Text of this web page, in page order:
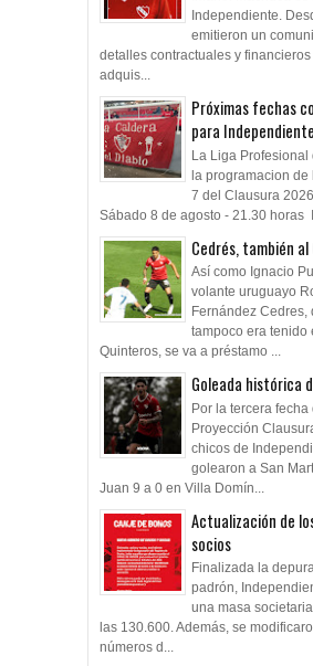
Independiente.
emitieron un
detalles contractuales y
adquis...
Próximas fechas
para Independiente
La Liga Profesional
la programacion de
7 del Clausura
Sábado 8 de agosto - 21.30 horas
Cedrés, también al
Así como Ignacio
volante uruguayo
Fernández Cedres,
tampoco era tenido
Quinteros, se va a préstamo ...
Goleada histórica
Por la tercera fecha
Proyección
chicos de
golearon a San
Juan 9 a 0 en Villa Domín...
Actualización de
socios
Finalizada la
padrón,
una masa
las 130.600. Además, se
números d...